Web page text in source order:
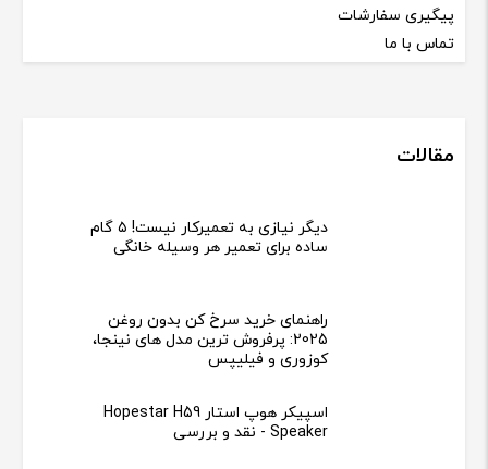
پیگیری سفارشات
تماس با ما
مقالات
دیگر نیازی به تعمیرکار نیست! ۵ گام
ساده برای تعمیر هر وسیله خانگی
راهنمای خرید سرخ کن بدون روغن
2025: پرفروش ترین مدل های نینجا،
کوزوری و فیلیپس
اسپیکر هوپ استار Hopestar H59
Speaker - نقد و بررسی